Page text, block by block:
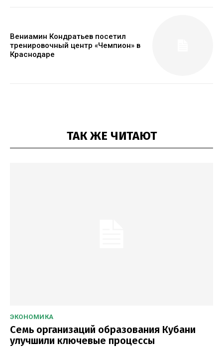
Вениамин Кондратьев посетил
тренировочный центр «Чемпион» в
Краснодаре
ТАК ЖЕ ЧИТАЮТ
ЭКОНОМИКА
Семь организаций образования Кубани
улучшили ключевые процессы